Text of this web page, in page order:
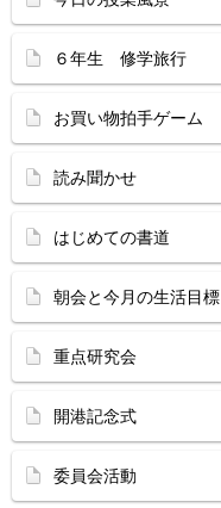
６年生 修学旅行
お買い物拍手ゲーム
読み聞かせ
はじめての書道
朝会と今月の生活目標
重点研究会
開港記念式
委員会活動